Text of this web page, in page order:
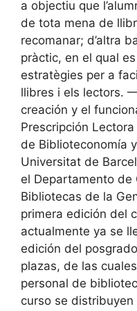
a objectiu que
de tota mena de
recomanar; d’altra
pràctic, en el qual
estratègies per a
llibres i els lectors.
creación y el
Prescripción
de Biblioteconomía
Universitat de
el Departamento de
Bibliotecas de la
primera edición del
actualmente ya se
edición del
plazas, de las
personal de
curso se